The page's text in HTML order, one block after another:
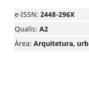
e-ISSN: 2448-296X
Qualis: A2
Área: Arquitetura,